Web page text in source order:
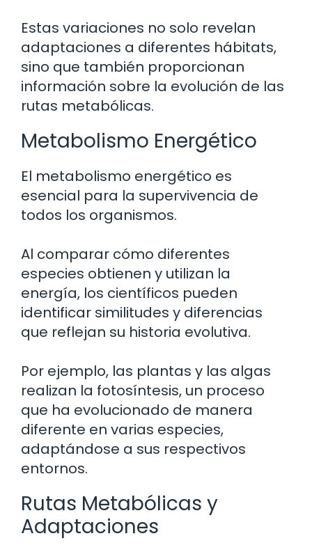
Estas variaciones no solo revelan
adaptaciones a diferentes hábitats,
sino que también proporcionan
información sobre la evolución de las
rutas metabólicas.
Metabolismo Energético
El metabolismo energético es
esencial para la supervivencia de
todos los organismos.
Al comparar cómo diferentes
especies obtienen y utilizan la
energía, los científicos pueden
identificar similitudes y diferencias
que reflejan su historia evolutiva.
Por ejemplo, las plantas y las algas
realizan la fotosíntesis, un proceso
que ha evolucionado de manera
diferente en varias especies,
adaptándose a sus respectivos
entornos.
Rutas Metabólicas y
Adaptaciones